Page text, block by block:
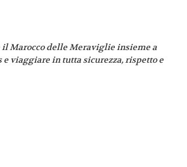
il Marocco delle Meraviglie insieme a
e viaggiare in tutta sicurezza, rispetto e